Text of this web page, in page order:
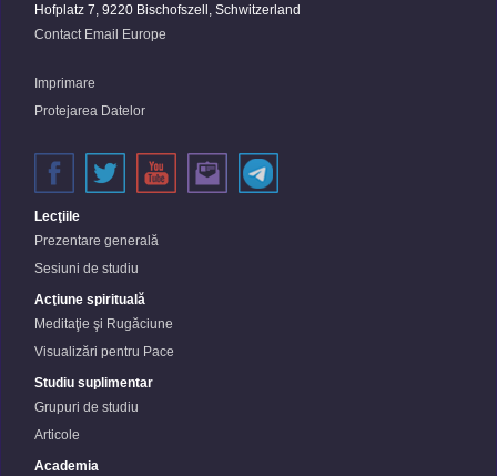
Hofplatz 7, 9220 Bischofszell, Schwitzerland
Contact Email Europe
Imprimare
Protejarea Datelor
Lecţiile
Prezentare generală
Sesiuni de studiu
Acţiune spirituală
Meditaţie şi Rugăciune
Visualizări pentru Pace
Studiu suplimentar
Grupuri de studiu
Articole
Academia